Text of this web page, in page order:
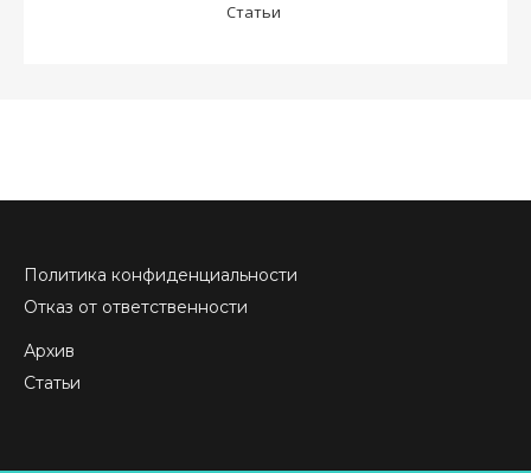
Статьи
Политика конфиденциальности
Отказ от ответственности
Архив
Статьи